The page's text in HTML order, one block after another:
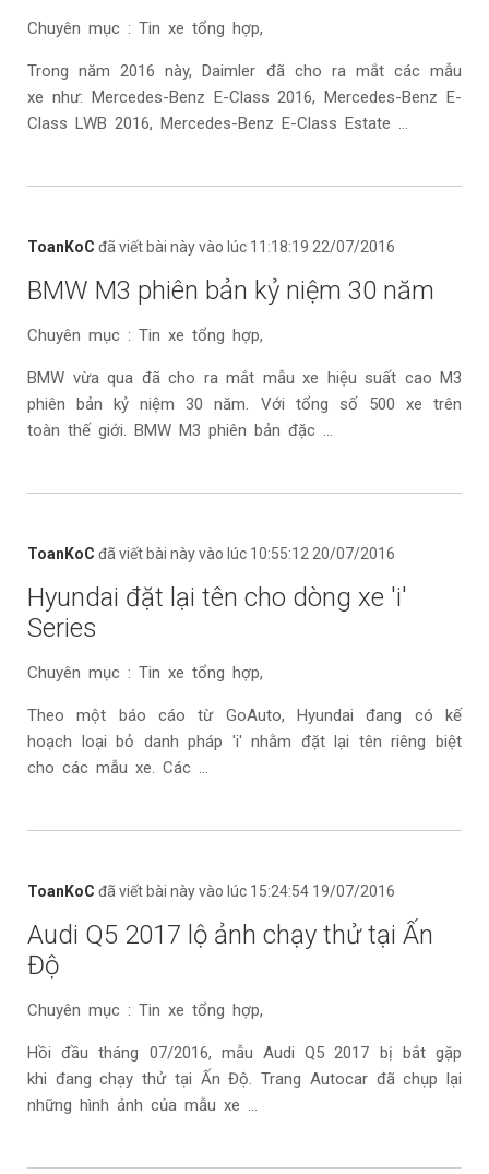
Chuyên mục : Tin xe tổng hợp,
Trong năm 2016 này, Daimler đã cho ra mắt các mẫu
xe như: Mercedes-Benz E-Class 2016, Mercedes-Benz E-
Class LWB 2016, Mercedes-Benz E-Class Estate ...
ToanKoC đã viết bài này vào lúc 11:18:19 22/07/2016
BMW M3 phiên bản kỷ niệm 30 năm
Chuyên mục : Tin xe tổng hợp,
BMW vừa qua đã cho ra mắt mẫu xe hiệu suất cao M3
phiên bản kỷ niệm 30 năm. Với tổng số 500 xe trên
toàn thế giới. BMW M3 phiên bản đặc ...
ToanKoC đã viết bài này vào lúc 10:55:12 20/07/2016
Hyundai đặt lại tên cho dòng xe 'i'
Series
Chuyên mục : Tin xe tổng hợp,
Theo một báo cáo từ GoAuto, Hyundai đang có kế
hoạch loại bỏ danh pháp 'i' nhằm đặt lại tên riêng biệt
cho các mẫu xe. Các ...
ToanKoC đã viết bài này vào lúc 15:24:54 19/07/2016
Audi Q5 2017 lộ ảnh chạy thử tại Ấn
Độ
Chuyên mục : Tin xe tổng hợp,
Hồi đầu tháng 07/2016, mẫu Audi Q5 2017 bị bắt gặp
khi đang chạy thử tại Ấn Độ. Trang Autocar đã chụp lại
những hình ảnh của mẫu xe ...